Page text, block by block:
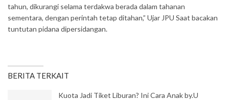
tahun, dikurangi selama terdakwa berada dalam tahanan
sementara, dengan perintah tetap ditahan,” Ujar JPU Saat bacakan
tuntutan pidana dipersidangan.
BERITA TERKAIT
Kuota Jadi Tiket Liburan? Ini Cara Anak by.U